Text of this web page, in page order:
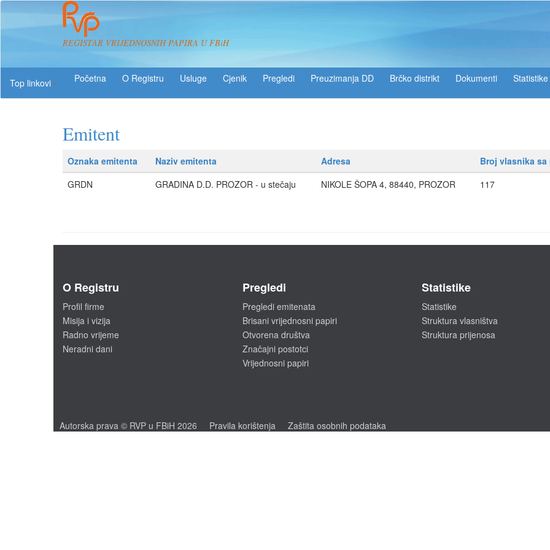
REGISTAR VRIJEDNOSNIH PAPIRA U FBiH
Top linkovi
O Registru Usluge Pregledi Preuzimanja DD Brčko distrikt Dokumenti Statistike
Emitent
Oznaka emitenta Naziv emitenta Adresa
Broj vlasnika sa
GRDN
GRADINA D.D. PROZOR - u stečaju NIKOLE ŠOPA 4, 88440, PROZOR 117
O Registru
Profil firme
Misija i vizija
Radno vrijeme
Neradni dani
Pregledi
Pregledi emitenata
Brisani vrijednosni papiri
Otvorena društva
Značajni postotci
Vrijednosni papiri
Statistike
Statistike
Struktura vlasništva
Struktura prijenosa
Autorska prava © RVP u FBiH 2026 Pravila korištenja Zaštita osobnih podataka